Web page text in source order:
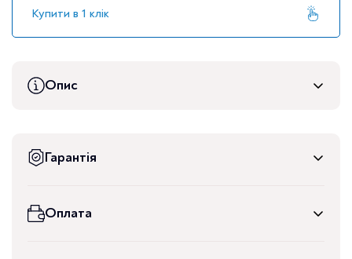
аналізу
Купити в 1 клік
Опис
Гарантія
Оплата